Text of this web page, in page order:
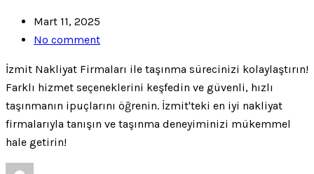
Mart 11, 2025
No comment
İzmit Nakliyat Firmaları ile taşınma sürecinizi kolaylaştırın!
Farklı hizmet seçeneklerini keşfedin ve güvenli, hızlı
taşınmanın ipuçlarını öğrenin. İzmit'teki en iyi nakliyat
firmalarıyla tanışın ve taşınma deneyiminizi mükemmel
hale getirin!